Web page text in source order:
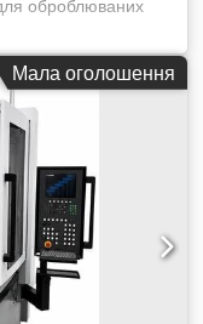
оброблюваних
1800 мм. 3
7,5 кВт,
ширина
мм,
420 мм.
та висоті — машина
рідкої
за запитом. МИ
АБО
АБО
ЧЕРЕЗ ІНШИЙ
Мала оголошення